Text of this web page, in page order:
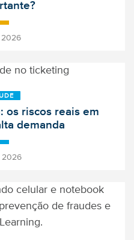
2026
os riscos reais em
demanda
2026